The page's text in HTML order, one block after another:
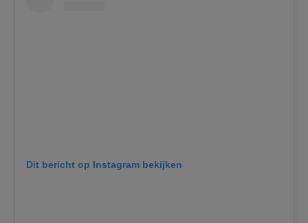
Dit bericht op Instagram bekijken